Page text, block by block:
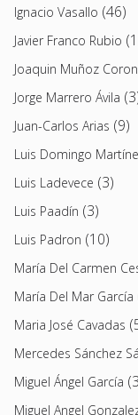
Ignacio Vasallo (46)
Javier Franco Rubio
Joaquin Muñoz
Jorge Marrero Ávila
Juan-Carlos Arias (9)
Luis Domingo
Luis Ladevece (3)
Luis Paadín (3)
Luis Padron (10)
María Del Carmen
María Del Mar García
Maria José Cavadas
Mercedes Sánchez
Miguel Ángel García
Miguel Angel